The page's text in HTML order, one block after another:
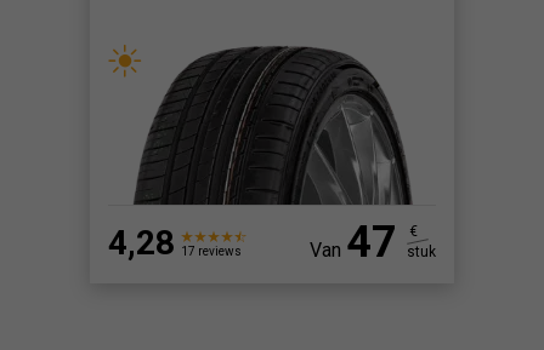
4,28 17 reviews Van 47
€
stuk